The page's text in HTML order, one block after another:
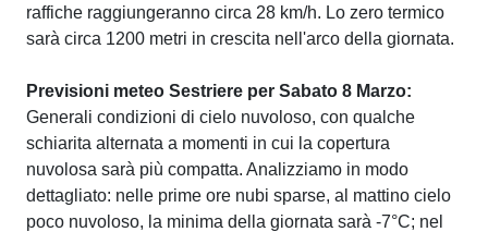
raffiche raggiungeranno circa 28 km/h. Lo zero termico
sarà circa 1200 metri in crescita nell'arco della giornata.
Previsioni meteo Sestriere per Sabato 8 Marzo:
Generali condizioni di cielo nuvoloso, con qualche
schiarita alternata a momenti in cui la copertura
nuvolosa sarà più compatta. Analizziamo in modo
dettagliato: nelle prime ore nubi sparse, al mattino cielo
poco nuvoloso, la minima della giornata sarà -7°C; nel